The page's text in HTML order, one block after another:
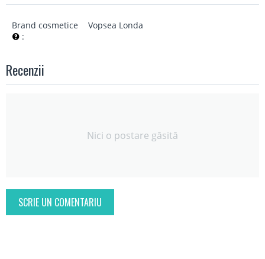
Brand cosmetice
:
Vopsea Londa
Recenzii
Nici o postare găsită
SCRIE UN COMENTARIU